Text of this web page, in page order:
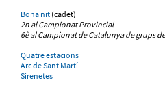
Bona nit(cadet)
2n al Campionat Provincial
6è al Campionat de Catalunya de grups
Quatre estacions
Arc de Sant Martí
Sirenetes